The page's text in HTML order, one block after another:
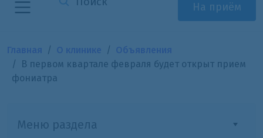
На приём
В первом квартале февраля будет открыт прием
фониатра
Меню раздела